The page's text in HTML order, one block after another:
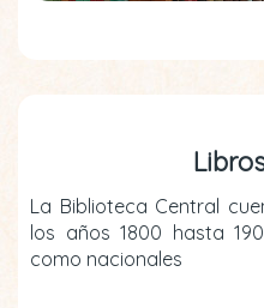
La Biblioteca Central
los años 1800 hasta
como nacionales